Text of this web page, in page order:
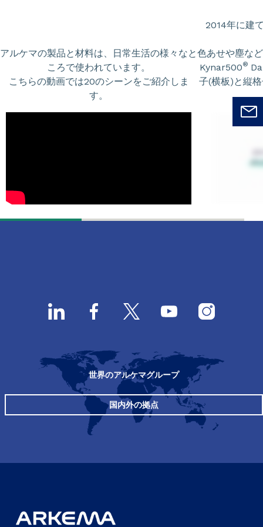
アルケマの製品と材料は、日常生活の様々なと
ころで使われています。
こちらの動画では20のシーンをご紹介しま
す。
2014年に建
色あせや塵な
Kynar500®
子(横板)と縦
世界のアルケマグループ
国内外の拠点